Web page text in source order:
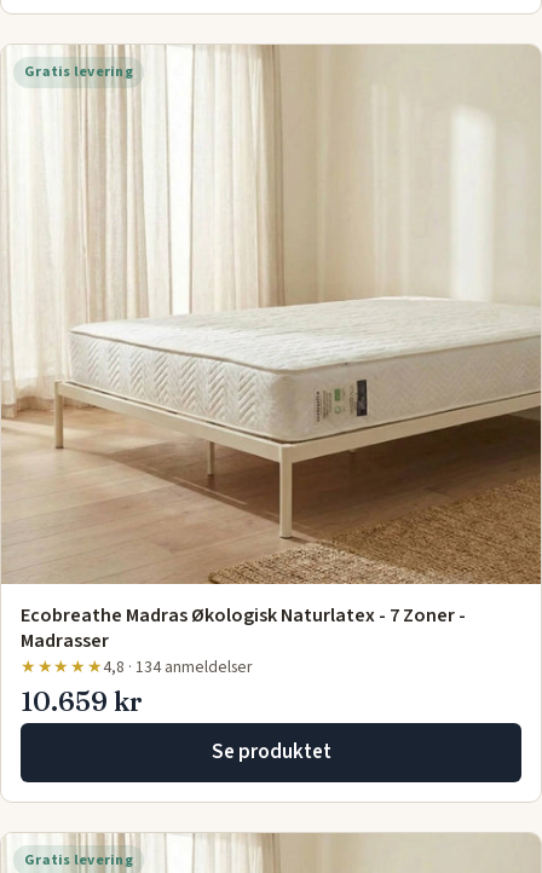
Gratis levering
Ecobreathe Madras Økologisk Naturlatex - 7 Zoner -
Madrasser
★★★★★4,8 · 134 anmeldelser
10.659 kr
Se produktet
Gratis levering